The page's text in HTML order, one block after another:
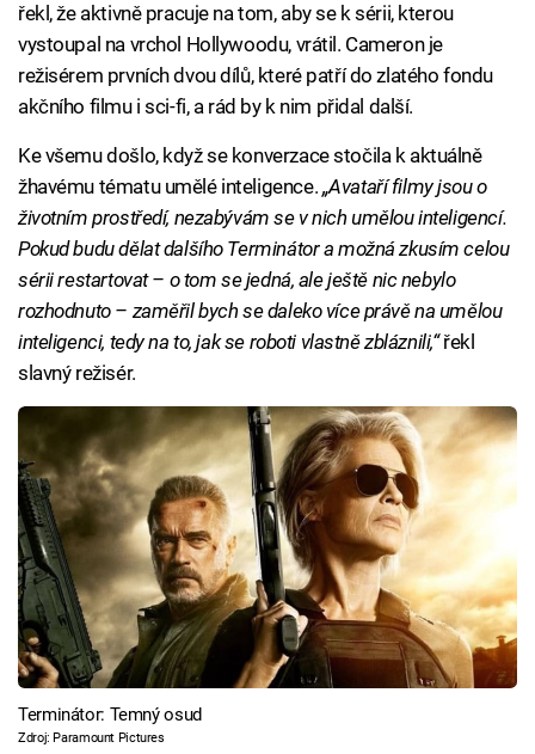
řekl, že aktivně pracuje na tom, aby se k sérii, kterou
vystoupal na vrchol Hollywoodu, vrátil. Cameron je
režisérem prvních dvou dílů, které patří do zlatého fondu
akčního filmu i sci-fi, a rád by k nim přidal další.
Ke všemu došlo, když se konverzace stočila k aktuálně
žhavému tématu umělé inteligence. „Avataří filmy jsou o
životním prostředí, nezabývám se v nich umělou inteligencí.
Pokud budu dělat dalšího Terminátor a možná zkusím celou
sérii restartovat – o tom se jedná, ale ještě nic nebylo
rozhodnuto – zaměřil bych se daleko více právě na umělou
inteligenci, tedy na to, jak se roboti vlastně zbláznili,“řekl
slavný režisér.
Terminátor: Temný osud
Zdroj: Paramount Pictures